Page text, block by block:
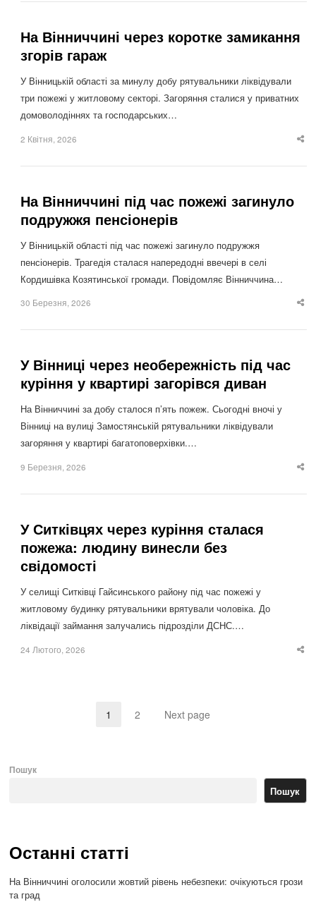
На Вінниччині через коротке замикання
згорів гараж
У Вінницькій області за минулу добу рятувальники ліквідували
три пожежі у житловому секторі. Загоряння сталися у приватних
домоволодіннях та господарських…
2 Квітня, 2026
На Вінниччині під час пожежі загинуло
подружжя пенсіонерів
У Вінницькій області під час пожежі загинуло подружжя
пенсіонерів. Трагедія сталася напередодні ввечері в селі
Кордишівка Козятинської громади. Повідомляє Вінниччина…
30 Березня, 2026
У Вінниці через необережність під час
куріння у квартирі загорівся диван
На Вінниччині за добу сталося п’ять пожеж. Сьогодні вночі у
Вінниці на вулиці Замостянській рятувальники ліквідували
загоряння у квартирі багатоповерхівки.…
9 Березня, 2026
У Ситківцях через куріння сталася
пожежа: людину винесли без
свідомості
У селищі Ситківці Гайсинського району під час пожежі у
житловому будинку рятувальники врятували чоловіка. До
ліквідації займання залучались підрозділи ДСНС.…
24 Лютого, 2026
Page
1 Page
2 Next page
Пошук
Пошук
Останні статті
На Вінниччині оголосили жовтий рівень небезпеки: очікуються грози
та град